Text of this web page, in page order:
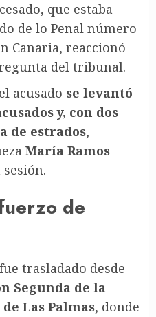
que estaba
de lo Penal número
Canaria, reaccionó
del tribunal.
acusado se levantó
y, con dos
de estrados,
María Ramos
de
trasladado desde
Segunda de la
Las Palmas, donde